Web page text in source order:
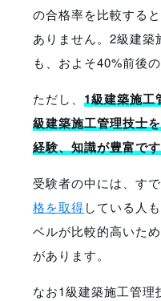
の合格率を比較する
ありません。2級建
も、およそ40%前後
ただし、1級建築施工
級建築施工管理技士
経験、知識が豊富で
受験者の中には、す
格を取得している人
ベルが比較的高いた
があります。
なお1級建築施工管